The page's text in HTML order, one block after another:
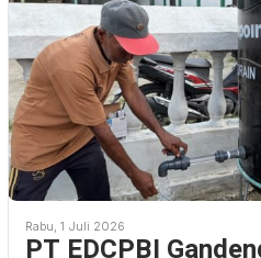
Rabu, 1 Juli 2026
PT EDCPBI